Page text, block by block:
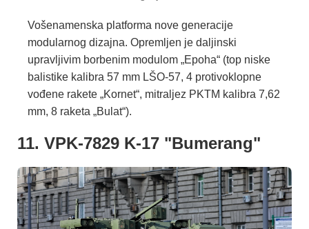
Vošenamenska platforma nove generacije
modularnog dizajna. Opremljen je daljinski
upravljivim borbenim modulom „Epoha“ (top niske
balistike kalibra 57 mm LŠO-57, 4 protivoklopne
vođene rakete „Kornet“, mitraljez PKTM kalibra 7,62
mm, 8 raketa „Bulat“).
11. VPK-7829 K-17 "Bumerang"